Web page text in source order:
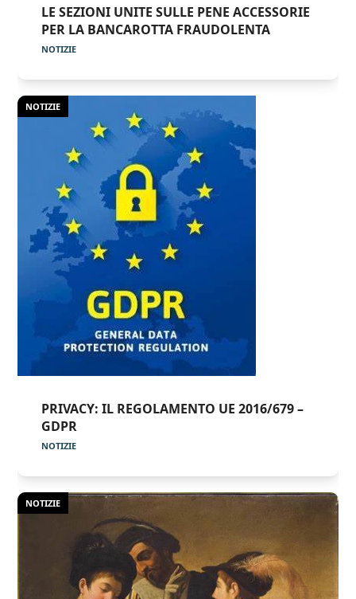
LE SEZIONI UNITE SULLE PENE ACCESSORIE
PER LA BANCAROTTA FRAUDOLENTA
NOTIZIE
NOTIZIE
PRIVACY: IL REGOLAMENTO UE 2016/679 –
GDPR
NOTIZIE
NOTIZIE